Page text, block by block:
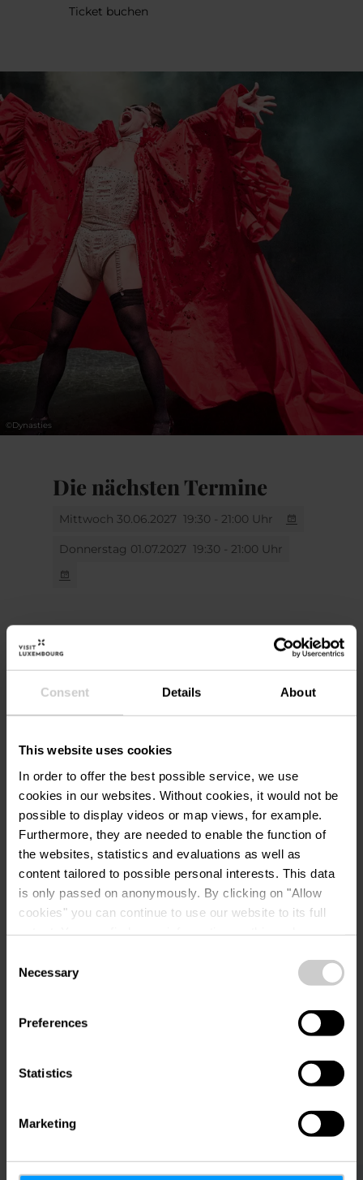
Consent Details About
This website uses cookies
In order to offer the best possible service, we use
cookies in our websites. Without cookies, it would not be
possible to display videos or map views, for example.
Furthermore, they are needed to enable the function of
the websites, statistics and evaluations as well as
content tailored to possible personal interests. This data
is only passed on anonymously. By clicking on "Allow
cookies" you can continue to use our website to its full
time.
Selection
Necessary
Preferences
Statistics
Marketing
déchus, comme Blanket Jackson, ou petite
Sara Forever glisse dans l’intimité de ces
« fils et filles de » afin de révéler une histoire
plus universelle qui nous invite à nous
demander de qui nous sommes les enfants.
Entre drag show et théâtre,
Dynasties est un
cabinet de curiosités qui explore, dans une
mosaïque de récits, la question des rêves, des
déconstructions et reconstructions, ainsi que
des héritages qu’on a fuis et retrouvés.
Ticket buchen
©Dynasties
Die nächsten Termine
Mittwoch 30.06.2027 19:30 - 21:00 Uhr
Donnerstag 01.07.2027 19:30 - 21:00 Uhr
Veranstaltungsort
Adresse:
Grand Théâtre de la Ville de
1, Rond-point Schuman
L-2525 Luxembourg
Auf Karte anzeigen
Tel.: 0035247963900